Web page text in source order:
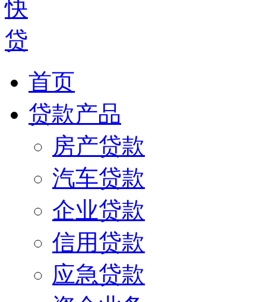
首页
贷款产品
房产贷款
汽车贷款
企业贷款
信用贷款
应急贷款